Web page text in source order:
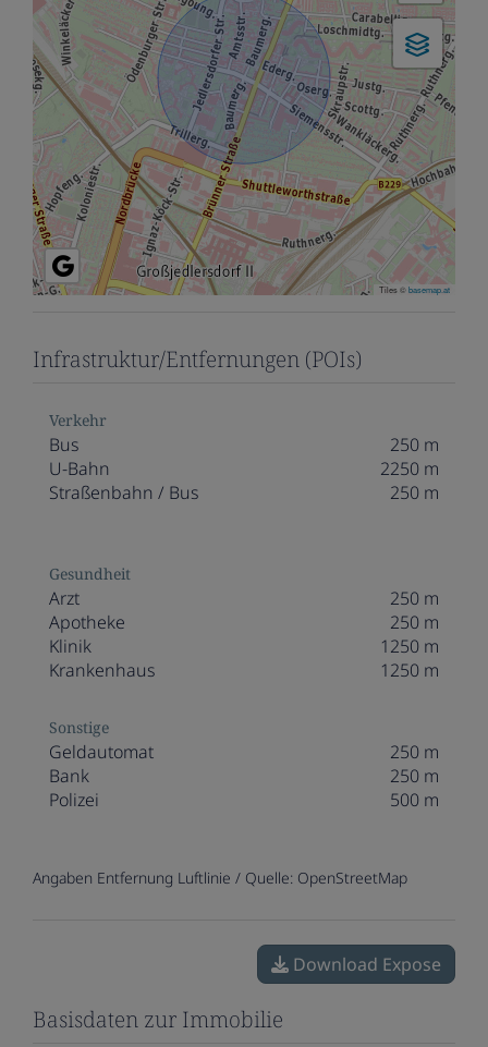
Tiles ©basemap.at
Infrastruktur/Entfernungen (POIs)
Verkehr
Bus
250 m
U-Bahn
2250 m
Straßenbahn / Bus
250 m
Gesundheit
Arzt
250 m
Apotheke
250 m
Klinik
1250 m
Krankenhaus
1250 m
Sonstige
Geldautomat
250 m
Bank
250 m
Polizei
500 m
Angaben Entfernung Luftlinie / Quelle: OpenStreetMap
Download Expose
Basisdaten zur Immobilie